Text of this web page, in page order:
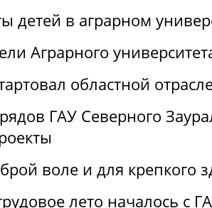
детей в аграрном
Аграрного
областной
ГАУ Северного
воле и для крепкого
лето началось с